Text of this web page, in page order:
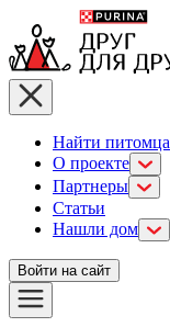
Найти питомца
О проекте
Партнеры
Статьи
Нашли дом
Войти на сайт